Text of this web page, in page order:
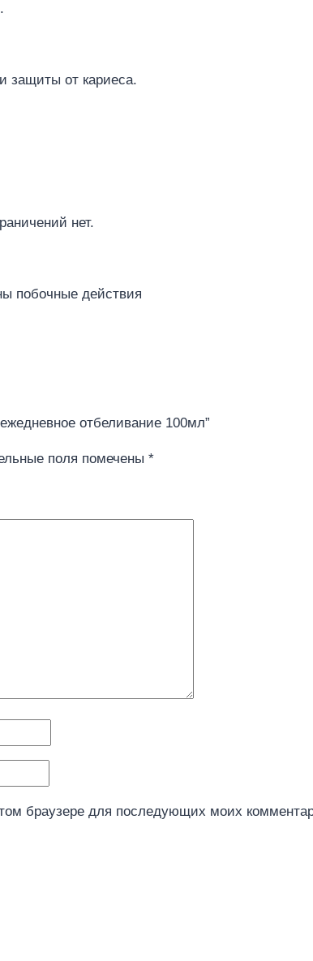
защиты от кариеса.
нет.
побочные действия
отбеливание 100мл”
поля помечены *
браузере для последующих моих